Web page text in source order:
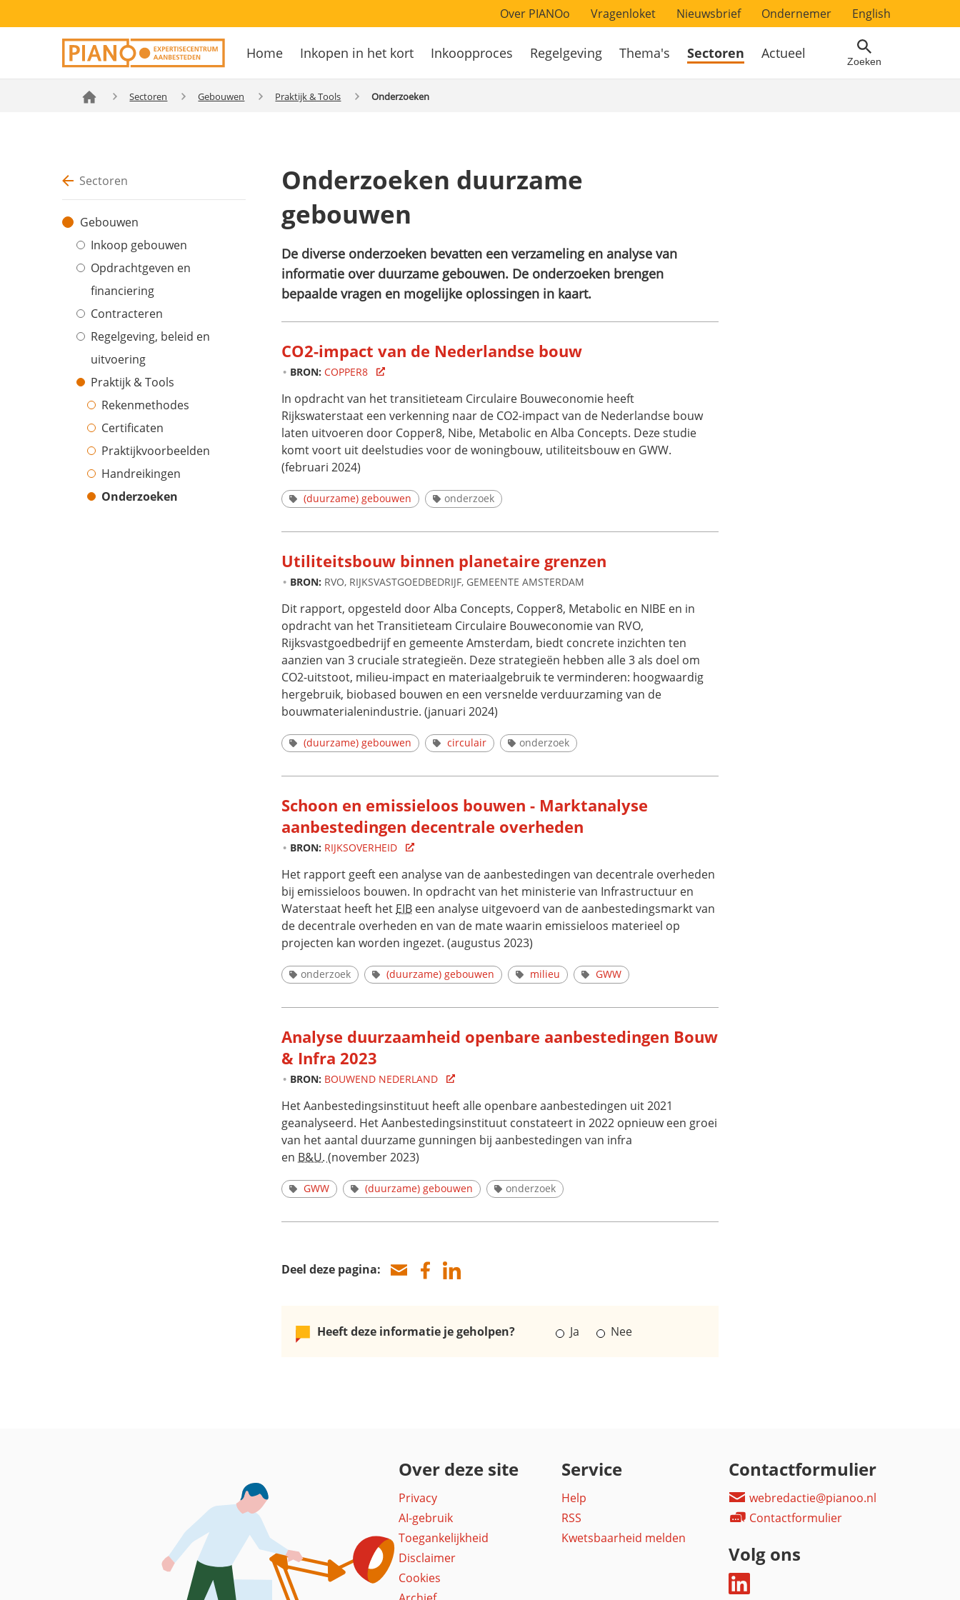
Overslaan
Secondary
navigation
Over PIANOo Vragenloket Nieuwsbrief Ondernemer English
Hoofdnavigatie
Home Inkopen in het kort Inkoopproces Regelgeving Thema's Sectoren Actueel Zoeken
Sectoren Gebouwen Praktijk & Tools Onderzoeken
Sectoren
Gebouwen
Inkoop gebouwen
Opdrachtgeven en
financiering
Contracteren
Regelgeving, beleid en
uitvoering
Praktijk & Tools
Rekenmethodes
Certificaten
Praktijkvoorbeelden
Handreikingen
Onderzoeken
Onderzoeken duurzame
gebouwen
De diverse onderzoeken bevatten een verzameling en analyse van
informatie over duurzame gebouwen. De onderzoeken brengen
bepaalde vragen en mogelijke oplossingen in kaart.
CO2-impact van de Nederlandse bouw
BRON: COPPER8
In opdracht van het transitieteam Circulaire Bouweconomie heeft
Rijkswaterstaat een verkenning naar de CO2-impact van de Nederlandse bouw
laten uitvoeren door Copper8, Nibe, Metabolic en Alba Concepts. Deze studie
komt voort uit deelstudies voor de woningbouw, utiliteitsbouw en GWW.
(februari 2024)
(duurzame) gebouwen onderzoek
Utiliteitsbouw binnen planetaire grenzen
BRON: RVO, RIJKSVASTGOEDBEDRIJF, GEMEENTE AMSTERDAM
Dit rapport, opgesteld door Alba Concepts, Copper8, Metabolic en NIBE en in
opdracht van het Transitieteam Circulaire Bouweconomie van RVO,
Rijksvastgoedbedrijf en gemeente Amsterdam, biedt concrete inzichten ten
aanzien van 3 cruciale strategieën. Deze strategieën hebben alle 3 als doel om
CO2-uitstoot, milieu-impact en materiaalgebruik te verminderen: hoogwaardig
hergebruik, biobased bouwen en een versnelde verduurzaming van de
bouwmaterialenindustrie. (januari 2024)
(duurzame) gebouwen circulair onderzoek
Schoon en emissieloos bouwen - Marktanalyse
aanbestedingen decentrale overheden
BRON: RIJKSOVERHEID
Het rapport geeft een analyse van de aanbestedingen van decentrale overheden
bij emissieloos bouwen. In opdracht van het ministerie van Infrastructuur en
Waterstaat heeft het EIB een analyse uitgevoerd van de aanbestedingsmarkt van
de decentrale overheden en van de mate waarin emissieloos materieel op
projecten kan worden ingezet. (augustus 2023)
onderzoek (duurzame) gebouwen milieu GWW
Analyse duurzaamheid openbare aanbestedingen Bouw
& Infra 2023
BRON: BOUWEND NEDERLAND
Het Aanbestedingsinstituut heeft alle openbare aanbestedingen uit 2021
geanalyseerd. Het Aanbestedingsinstituut constateert in 2022 opnieuw een groei
van het aantal duurzame gunningen bij aanbestedingen van infra
en B&U.(november 2023)
GWW (duurzame) gebouwen onderzoek
Deel deze pagina:
Heeft deze informatie je geholpen? Ja Nee
Over deze site
Privacy
AI-gebruik
Toegankelijkheid
Disclaimer
Cookies
Service
Help
RSS
Kwetsbaarheid melden
Contactformulier
webredactie@pianoo.nl
Contactformulier
Volg ons